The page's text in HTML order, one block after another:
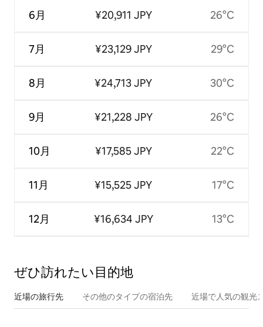
6月
7月
8月
9月
10月
11月
12月
¥20,911 JPY
¥23,129 JPY
¥24,713 JPY
¥21,228 JPY
¥17,585 JPY
¥15,525 JPY
¥16,634 JPY
26°C
29°C
30°C
26°C
22°C
17°C
13°C
ぜひ訪⁠れ⁠た⁠い目⁠的⁠地
近場の旅行先 その他のタ⁠イ⁠プ⁠の宿⁠泊⁠先 近場で人気の観光